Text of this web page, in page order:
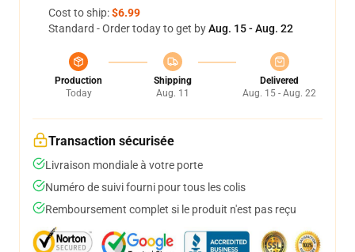
Cost to ship:$6.99
Standard - Order today to get byAug. 15 - Aug. 22
Production
Today
Shipping
Aug. 11
Delivered
Aug. 15 - Aug. 22
Transaction sécurisée
Livraison mondiale à votre porte
Numéro de suivi fourni pour tous les colis
Remboursement complet si le produit n'est pas reçu